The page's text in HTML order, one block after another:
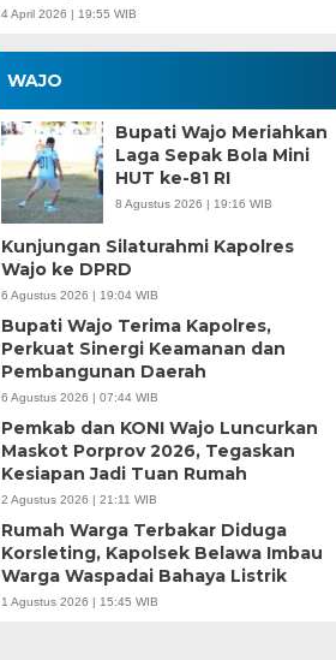
4 April 2026 | 19:55 WIB
WAJO
Bupati Wajo Meriahkan
Laga Sepak Bola Mini
HUT ke-81 RI
8 Agustus 2026 | 19:16 WIB
Kunjungan Silaturahmi Kapolres
Wajo ke DPRD
6 Agustus 2026 | 19:04 WIB
Bupati Wajo Terima Kapolres,
Perkuat Sinergi Keamanan dan
Pembangunan Daerah
6 Agustus 2026 | 07:44 WIB
Pemkab dan KONI Wajo Luncurkan
Maskot Porprov 2026, Tegaskan
Kesiapan Jadi Tuan Rumah
2 Agustus 2026 | 21:11 WIB
Rumah Warga Terbakar Diduga
Korsleting, Kapolsek Belawa Imbau
Warga Waspadai Bahaya Listrik
1 Agustus 2026 | 15:45 WIB